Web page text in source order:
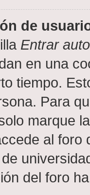
de
Entrar
en una
tiempo.
Para
marque
al foro
del foro